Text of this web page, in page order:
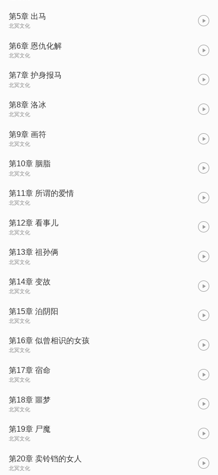
第5章 出马
北冥文化
第6章 恩仇化解
北冥文化
第7章 护身报马
北冥文化
第8章 洛冰
北冥文化
第9章 画符
北冥文化
第10章 胭脂
北冥文化
第11章 所谓的爱情
北冥文化
第12章 看事儿
北冥文化
第13章 祖孙俩
北冥文化
第14章 变故
北冥文化
第15章 泊阴阳
北冥文化
第16章 似曾相识的女孩
北冥文化
第17章 宿命
北冥文化
第18章 噩梦
北冥文化
第19章 尸魔
北冥文化
第20章 卖铃铛的女人
北冥文化